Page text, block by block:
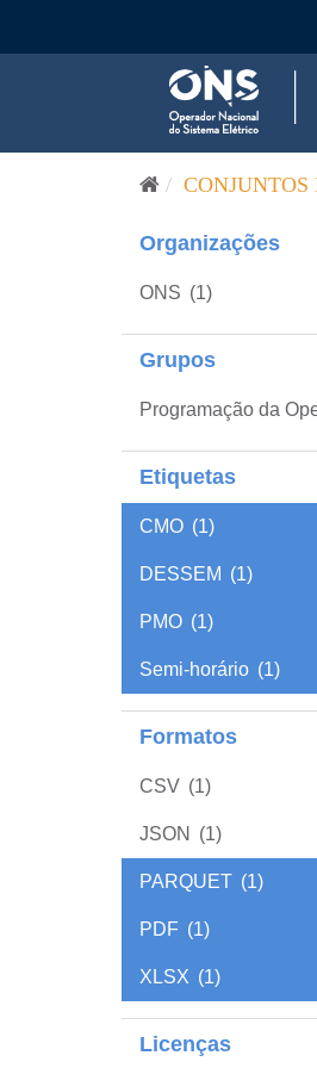
CONJUNTOS
Organizações
ONS (1)
Grupos
Programação da
Etiquetas
CMO (1)
DESSEM (1)
PMO (1)
Semi-horário (1)
Formatos
CSV (1)
JSON (1)
PARQUET (1)
PDF (1)
XLSX (1)
Licenças